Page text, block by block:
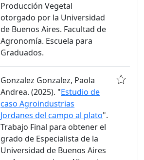
Producción Vegetal
otorgado por la Universidad
de Buenos Aires. Facultad de
Agronomía. Escuela para
Graduados.
Gonzalez Gonzalez, Paola
Andrea. (2025). "Estudio de
caso Agroindustrias
Jordanes del campo al plato".
Trabajo Final para obtener el
grado de Especialista de la
Universidad de Buenos Aires